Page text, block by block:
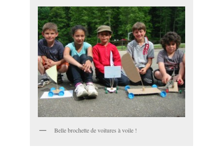
Belle brochette de voitures à voile !